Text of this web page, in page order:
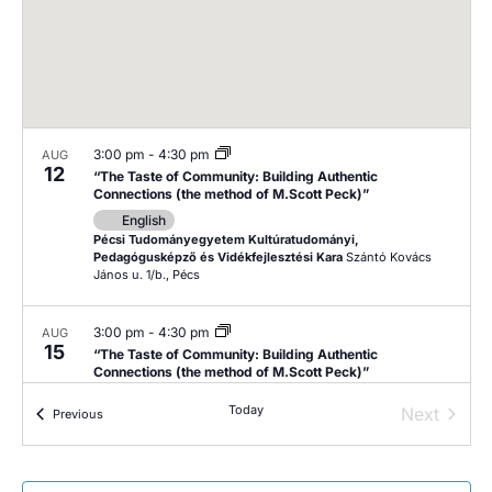
AUG
12
“The Taste of Community: Building Authentic
Connections (the method of M.Scott Peck)”
3:00 pm - 4:30 pm
English
Pécsi Tudományegyetem Kultúratudományi,
Pedagógusképző és Vidékfejlesztési Kara Szántó Kovács
János u. 1/b., Pécs
AUG
15
“The Taste of Community: Building Authentic
Connections (the method of M.Scott Peck)”
3:00 pm - 4:30 pm
Pécsi Tudományegyetem Kultúratudományi,
PreviousEvents Today
Next
Events